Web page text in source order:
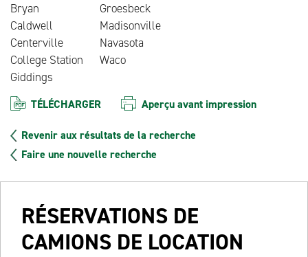
Bryan
Groesbeck
Caldwell
Madisonville
Centerville
Navasota
College Station
Waco
Giddings
TÉLÉCHARGER Aperçu avant impression
Revenir aux résultats de la recherche
Faire une nouvelle recherche
RÉSERVATIONS DE
CAMIONS DE LOCATION